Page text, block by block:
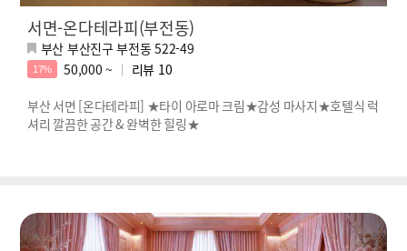
서면-온다테라피(부전동)
부산 부산진구 부전동 522-49
17% 50,000 ~ 리뷰 10
부산 서면 [온다테라피] ★타이 아로마 크림★감성 마사지★호텔식 럭
셔리 깔끔한 공간 & 완벽한 힐링★